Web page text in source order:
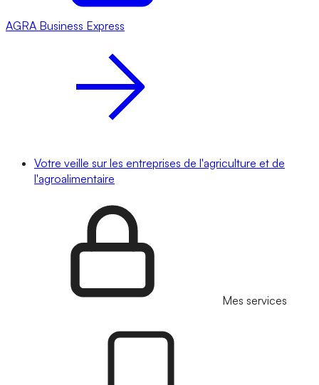
AGRA Business Express
Votre veille sur les entreprises de l'agriculture et de
l'agroalimentaire
Mes services